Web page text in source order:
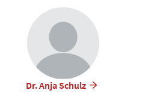
Dr. Anja Schulz